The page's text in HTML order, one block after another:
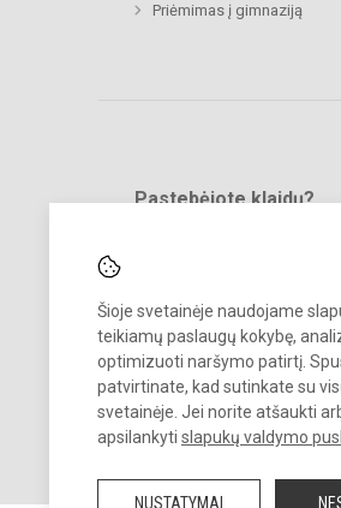
Šioje svetainėje naudojame
teikiamų paslaugų kokybę,
optimizuoti naršymo patirtį.
patvirtinate, kad sutinkate su
svetainėje. Jei norite atšaukti
apsilankyti slapukų valdymo
NUSTATYMAI
Priėmimas į gimnaziją
Pastebėjote klaidų?
© 2025. Kauno r. Babtų gimnazija.
Kopijuoti turinį be raštiško gimnazijos